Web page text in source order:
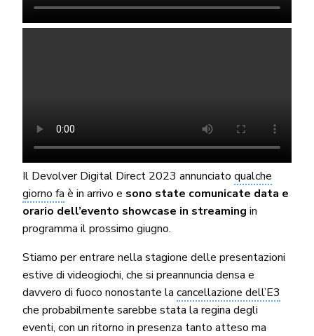
Il Devolver Digital Direct 2023 annunciatoqualche
giorno fa è in arrivo e sono state comunicate data e
orario dell’evento showcase in streaming in
programma il prossimo giugno.
Stiamo per entrare nella stagione delle presentazioni
estive di videogiochi, che si preannuncia densa e
davvero di fuoco nonostante lacancellazione dell’E3
che probabilmente sarebbe stata la regina degli
eventi, con un ritorno in presenza tanto atteso ma